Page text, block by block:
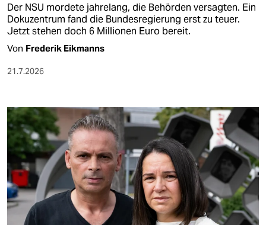
Der NSU mordete jahrelang, die Behörden versagten. Ein
Dokuzentrum fand die Bundesregierung erst zu teuer.
Jetzt stehen doch 6 Millionen Euro bereit.
Von Frederik Eikmanns
21.7.2026